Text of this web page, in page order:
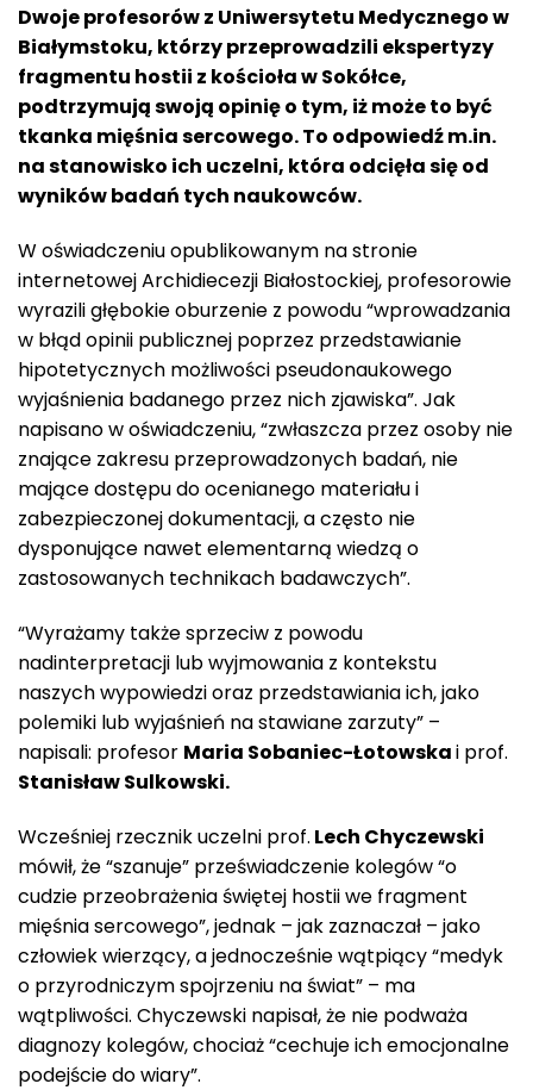
Dwoje profesorów z Uniwersytetu Medycznego w
Białymstoku, którzy przeprowadzili ekspertyzy
fragmentu hostii z kościoła w Sokółce,
podtrzymują swoją opinię o tym, iż może to być
tkanka mięśnia sercowego. To odpowiedź m.in.
na stanowisko ich uczelni, która odcięła się od
wyników badań tych naukowców.
W oświadczeniu opublikowanym na stronie
internetowej Archidiecezji Białostockiej, profesorowie
wyrazili głębokie oburzenie z powodu “wprowadzania
w błąd opinii publicznej poprzez przedstawianie
hipotetycznych możliwości pseudonaukowego
wyjaśnienia badanego przez nich zjawiska”. Jak
napisano w oświadczeniu, “zwłaszcza przez osoby nie
znające zakresu przeprowadzonych badań, nie
mające dostępu do ocenianego materiału i
zabezpieczonej dokumentacji, a często nie
dysponujące nawet elementarną wiedzą o
zastosowanych technikach badawczych”.
“Wyrażamy także sprzeciw z powodu
nadinterpretacji lub wyjmowania z kontekstu
naszych wypowiedzi oraz przedstawiania ich, jako
polemiki lub wyjaśnień na stawiane zarzuty” –
napisali: profesor Maria Sobaniec-Łotowskai prof.
Stanisław Sulkowski.
Wcześniej rzecznik uczelni prof. Lech Chyczewski
mówił, że “szanuje” przeświadczenie kolegów “o
cudzie przeobrażenia świętej hostii we fragment
mięśnia sercowego”, jednak – jak zaznaczał – jako
człowiek wierzący, a jednocześnie wątpiący “medyk
o przyrodniczym spojrzeniu na świat” – ma
wątpliwości. Chyczewski napisał, że nie podważa
diagnozy kolegów, chociaż “cechuje ich emocjonalne
podejście do wiary”.